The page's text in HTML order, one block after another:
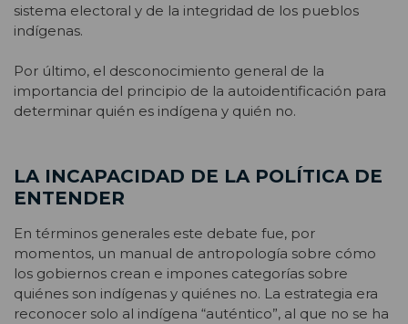
sistema electoral y de la integridad de los pueblos
indígenas.
Por último, el desconocimiento general de la
importancia del principio de la autoidentificación para
determinar quién es indígena y quién no.
LA INCAPACIDAD DE LA POLÍTICA DE
ENTENDER
En términos generales este debate fue, por
momentos, un manual de antropología sobre cómo
los gobiernos crean e impones categorías sobre
quiénes son indígenas y quiénes no. La estrategia era
reconocer solo al indígena “auténtico”, al que no se ha